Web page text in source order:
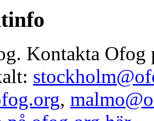
Kontakta Ofog
,